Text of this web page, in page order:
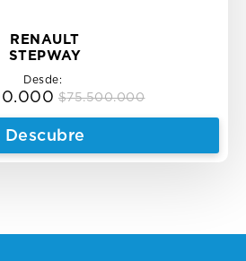
RENAULT
STEPWAY
Desde:
$75.500.000
Descubre